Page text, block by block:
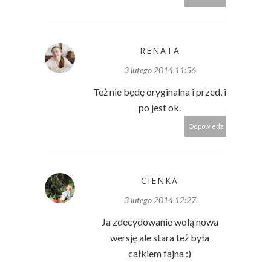
RENATA
3 lutego 2014 11:56
Też nie będę oryginalna i przed, i
po jest ok.
Odpowiedz
CIENKA
3 lutego 2014 12:27
Ja zdecydowanie wolą nowa
wersję ale stara też była
całkiem fajna :)